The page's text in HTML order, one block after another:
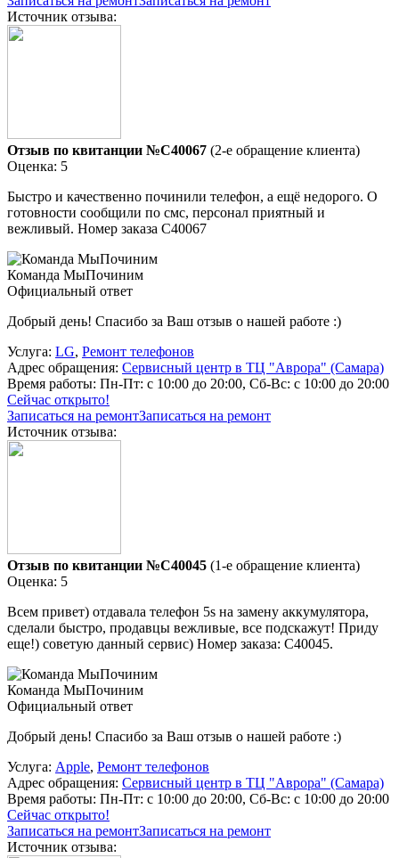
Источник отзыва:
Отзыв по квитанции №C40067 (2-е обращение клиента)
Оценка: 5
Быстро и качественно починили телефон, а ещё недорого. О
готовности сообщили по смс, персонал приятный и
вежливый. Номер заказа С40067
Команда МыПочиним
Официальный ответ
Добрый день! Спасибо за Ваш отзыв о нашей работе :)
Услуга: LG, Ремонт телефонов
Адрес обращения: Сервисный центр в ТЦ "Аврора" (Самара)
Время работы: Пн-Пт: с 10:00 до 20:00, Сб-Вс: с 10:00 до 20:00
Сейчас открыто!
Записаться на ремонтЗаписаться на ремонт
Источник отзыва:
Отзыв по квитанции №C40045 (1-е обращение клиента)
Оценка: 5
Всем привет) отдавала телефон 5s на замену аккумулятора,
сделали быстро, продавцы вежливые, все подскажут! Приду
еще!) советую данный сервис) Номер заказа: C40045.
Команда МыПочиним
Официальный ответ
Добрый день! Спасибо за Ваш отзыв о нашей работе :)
Услуга: Apple, Ремонт телефонов
Адрес обращения: Сервисный центр в ТЦ "Аврора" (Самара)
Время работы: Пн-Пт: с 10:00 до 20:00, Сб-Вс: с 10:00 до 20:00
Сейчас открыто!
Записаться на ремонтЗаписаться на ремонт
Источник отзыва: